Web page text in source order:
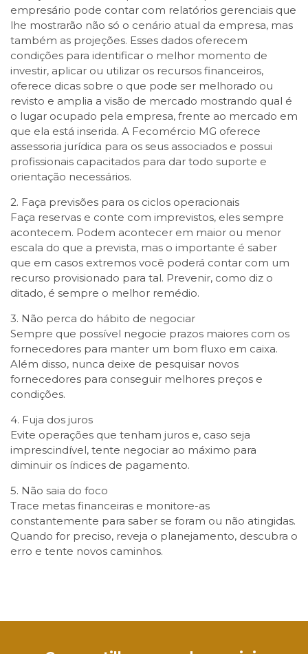
empresário pode contar com relatórios gerenciais que
lhe mostrarão não só o cenário atual da empresa, mas
também as projeções. Esses dados oferecem
condições para identificar o melhor momento de
investir, aplicar ou utilizar os recursos financeiros,
oferece dicas sobre o que pode ser melhorado ou
revisto e amplia a visão de mercado mostrando qual é
o lugar ocupado pela empresa, frente ao mercado em
que ela está inserida. A Fecomércio MG oferece
assessoria jurídica para os seus associados e possui
profissionais capacitados para dar todo suporte e
orientação necessários.
2. Faça previsões para os ciclos operacionais
Faça reservas e conte com imprevistos, eles sempre
acontecem. Podem acontecer em maior ou menor
escala do que a prevista, mas o importante é saber
que em casos extremos você poderá contar com um
recurso provisionado para tal. Prevenir, como diz o
ditado, é sempre o melhor remédio.
3. Não perca do hábito de negociar
Sempre que possível negocie prazos maiores com os
fornecedores para manter um bom fluxo em caixa.
Além disso, nunca deixe de pesquisar novos
fornecedores para conseguir melhores preços e
condições.
4. Fuja dos juros
Evite operações que tenham juros e, caso seja
imprescindível, tente negociar ao máximo para
diminuir os índices de pagamento.
5. Não saia do foco
Trace metas financeiras e monitore-as
constantemente para saber se foram ou não atingidas.
Quando for preciso, reveja o planejamento, descubra o
erro e tente novos caminhos.